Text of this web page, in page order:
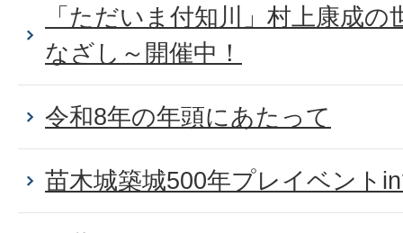
「ただいま付知川」村上康成
なざし～開催中！
令和8年の年頭にあたって
苗木城築城500年プレイベント